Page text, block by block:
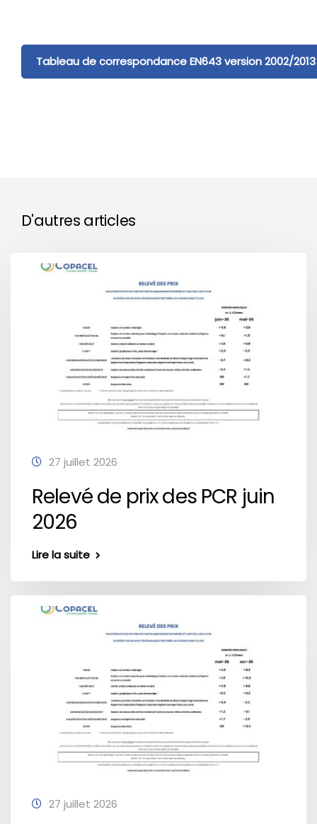
Tableau de correspondance EN643 version 2002/2013
D'autres articles
27 juillet 2026
Relevé de prix des PCR juin
2026
Lire la suite
27 juillet 2026